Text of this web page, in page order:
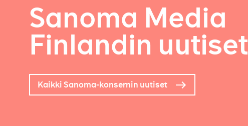
Sanoma Media
Finlandin uutiset
Kaikki Sanoma-konsernin uutiset